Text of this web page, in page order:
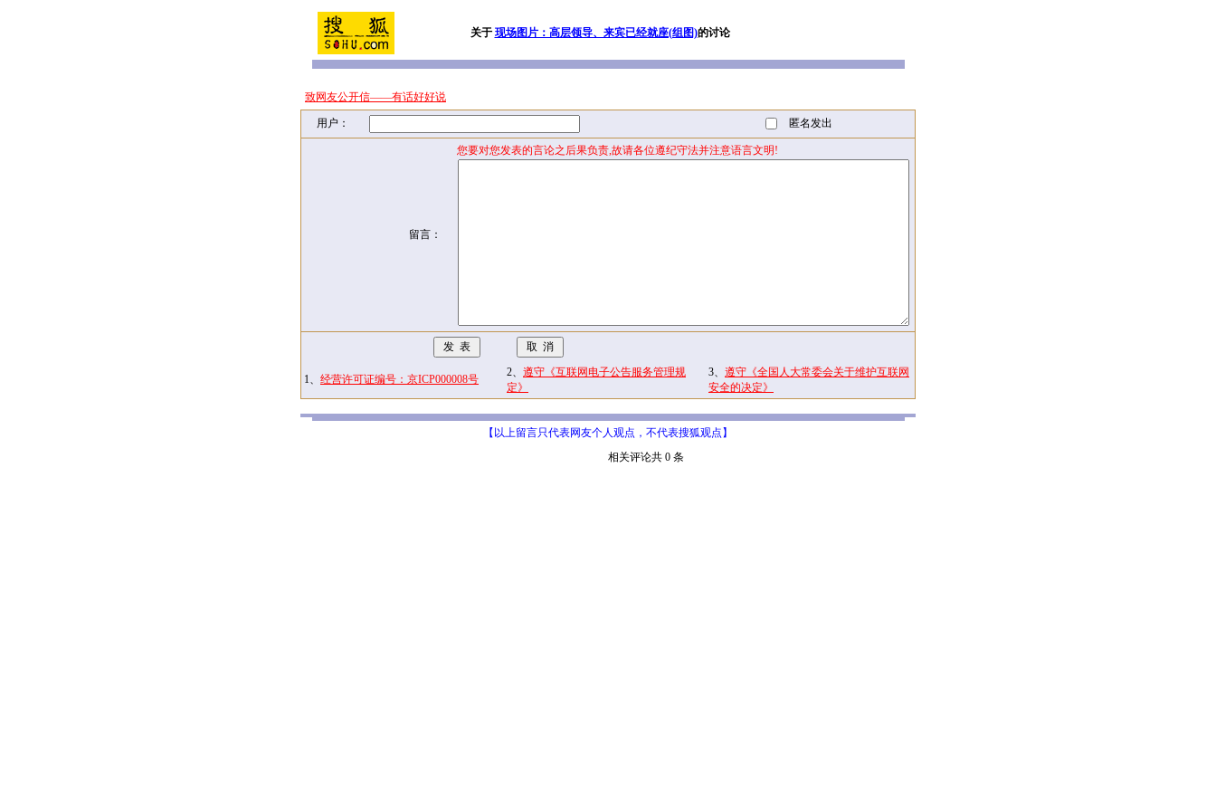
关于 现场图片：高层领导、来宾已经就座(组图)的讨论
致网友公开信——有话好好说
用户： 匿名发出
留言：
您要对您发表的言论之后果负责,故请各位遵纪守法并注意语言文明!
1、 经营许可证编号：京ICP000008号
2、 遵守《互联网电子公告服务管理规
定》
3、 遵守《全国人大常委会关于维护互联网
安全的决定》
【以上留言只代表网友个人观点，不代表搜狐观点】
相关评论共 0 条